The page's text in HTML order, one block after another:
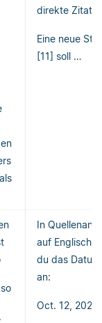
direkte Zitate.
Eine neue
[11] soll …
In
auf Englisch
du das
an:
Oct. 12, 2022.